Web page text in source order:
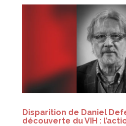
Disparition de Daniel
découverte du VIH :